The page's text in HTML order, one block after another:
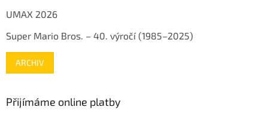
UMAX 2026
Super Mario Bros. – 40. výročí (1985–2025)
ARCHIV
Přijímáme online platby